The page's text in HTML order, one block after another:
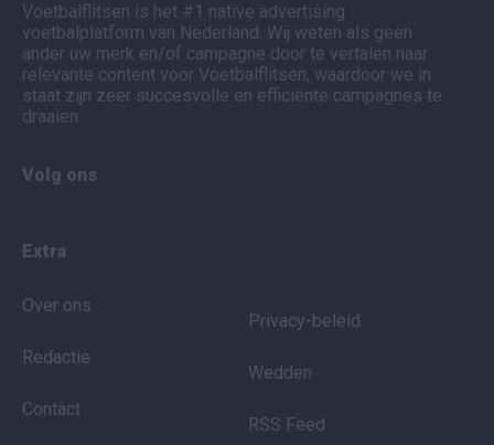
Voetbalflitsen is het #1 native advertising
voetbalplatform van Nederland. Wij weten als geen
ander uw merk en/of campagne door te vertalen naar
relevante content voor Voetbalflitsen, waardoor we in
staat zijn zeer succesvolle en efficiënte campagnes te
draaien.
Volg ons
Extra
Over ons
Redactie
Contact
Privacy-beleid
Wedden
RSS Feed